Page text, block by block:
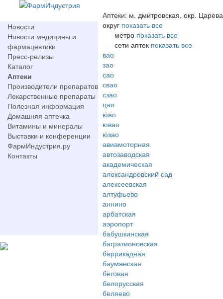
Новости
Новости медицины и
фармацевтики
Пресс-релизы
Каталог
Аптеки
Производители препаратов
Лекарственные препараты
Полезная информация
Домашняя аптечка
Витамины и минералы
Выставки и конференции
ФармИндустрия.ру
Контакты
Аптеки: м. дмитровская, окр.
округ показать все
метро показать все
сети аптек показать все
вао
зао
сао
свао
сзао
цао
юао
ювао
юзао
авиамоторная
автозаводская
академическая
александровский сад
алексеевская
алтуфьево
аннино
арбатская
аэропорт
бабушкинская
багратионовская
баррикадная
бауманская
беговая
белорусская
беляево